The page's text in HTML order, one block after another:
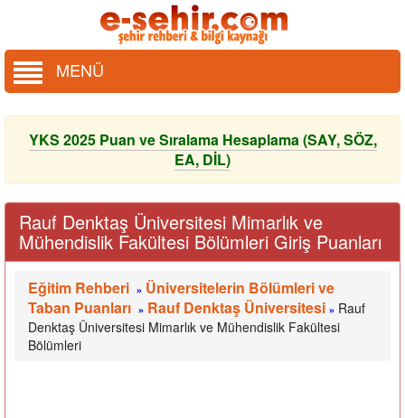
MENÜ
YKS 2025 Puan ve Sıralama Hesaplama (SAY, SÖZ,
EA, DİL)
Rauf Denktaş Üniversitesi Mimarlık ve
Mühendislik Fakültesi Bölümleri Giriş Puanları
Eğitim Rehberi » Üniversitelerin Bölümleri ve
Taban Puanları » Rauf Denktaş Üniversitesi » Rauf
Denktaş Üniversitesi Mimarlık ve Mühendislik Fakültesi
Bölümleri